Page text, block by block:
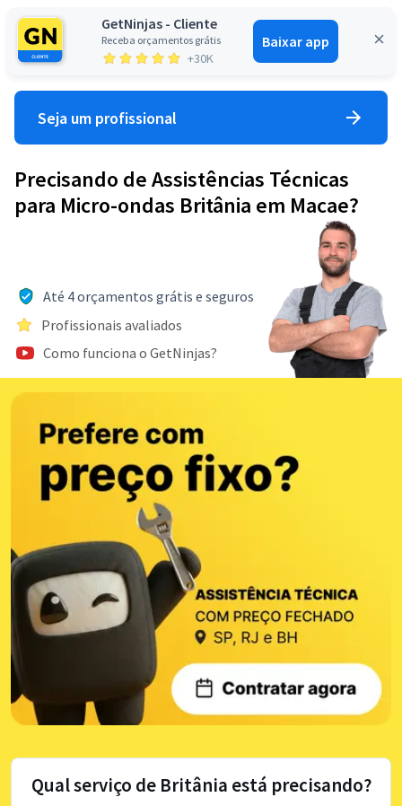
GetNinjas - Cliente
Receba orçamentos grátis
+30K
Baixar app
Entrar
Seja um profissional
Precisando de Assistências Técnicas
para Micro-ondas Britânia em Macae?
Até 4 orçamentos grátis e seguros
Profissionais avaliados
Como funciona o GetNinjas?
Qual serviço de Britânia está precisando?